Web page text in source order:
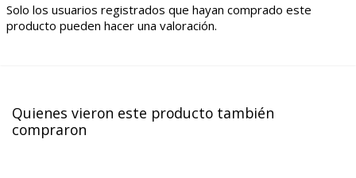
Solo los usuarios registrados que hayan comprado este
producto pueden hacer una valoración.
Quienes vieron este producto también
compraron